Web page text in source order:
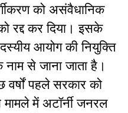
को असंवैधानिक
रद्द कर दिया। इसके
आयोग की नियुक्ति
से जाना जाता है।
पहले सरकार को
में अटॉर्नी जनरल